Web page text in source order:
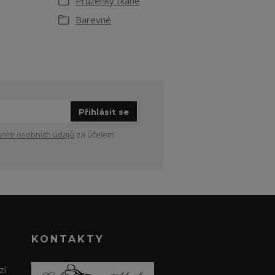
Barevné
Přihlásit se
osobních údajů za účelem
KONTAKTY